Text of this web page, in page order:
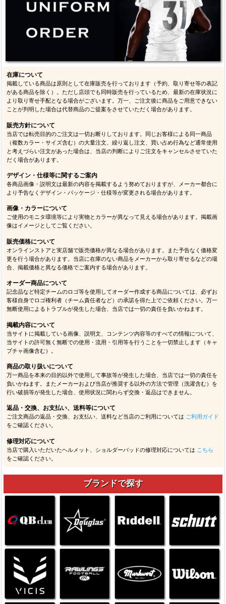
在庫について
掲載している商品は原則として在庫販売を行っております（予約、取り寄せ等の表記
がある商品を除く）。ただし店頭でも同時販売を行っているため、最新の在庫状況に
より取り寄せ手配となる場合がございます。万一、ご注文後に商品をご用意できない
ことが判明した場合は代替商品のご提案をさせていただく場合があります。
販売方針について
当店では転売目的のご注文は一切お断りしております。同じお客様による同一商品
（複数カラー・サイズ含む）の大量注文、繰り返し注文、買い占め行為など通常使用
と考えづらい注文があった場合は、当店の判断によりご注文をキャンセルさせていた
だく場合があります。
デザイン・仕様等に関するご案内
各商品画像・説明文は最新の内容を掲載するよう努めておりますが、メーカー都合に
より予告なくデザイン・パッケージ・仕様等が変更される場合があります。
画像・カラーについて
ご使用のモニタ環境等により実物とカラーが異なって見える場合があります。掲載画
像はイメージとしてご覧ください。
販売価格について
オンラインストアと実店舗で販売価格が異なる場合があります。また予告なく価格変
更を行う場合があります。当店に在庫のない商品をメーカーから取り寄せるなどの場
合、掲載価格と異なる価格でご案内する場合があります。
オーダー商品について
記念品など特定チームのロゴ等を使用してオーダー作成する商品については、必ずお
客様自身でロゴ権利者（チーム責任者など）の承諾を得た上でご依頼ください。万一
無断使用によるトラブルが発生した場合、当店では一切の責任を負いかねます。
掲載内容について
当サイトに掲載している画像、説明文、コンテンツ内容等のすべての情報について、
当サイトの許可無く無断での使用・流用・引用等を行うことを一切禁止します（キャ
プチャ画像含む）。
商品の取り扱いについて
万一商品を本来の目的以外で使用して事故等が発生した場合、当店では一切の責任を
負いかねます。またメーカーおよび当店が推奨する以外の方法で管理（洗濯含む）を
行い破損等が発生した場合、使用状況に関わらず交換・返品はできません。
返品・交換、お支払い、送料等について
ご注文商品の返品・交換、お支払い、送料など当店のご利用については ご利用ガイド
をご確認ください。
修理対応について
当店で購入いただいたヘルメット、ショルダーパッドの修理対応については こちら
をご確認ください。
ブランドで探す